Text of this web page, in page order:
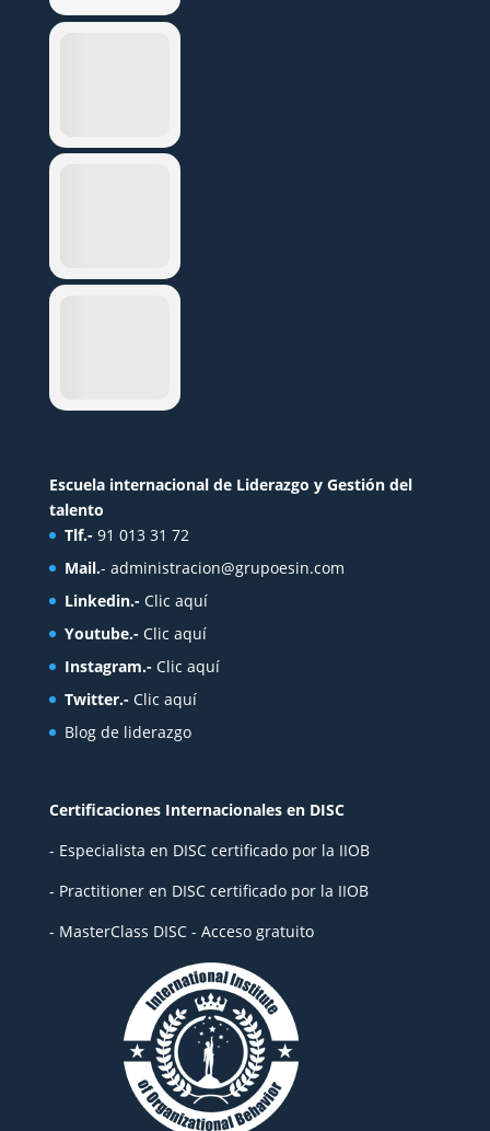
Escuela internacional de Liderazgo y Gestión del
talento
Tlf.- 91 013 31 72
Mail.- administracion@grupoesin.com
Linkedin.- Clic aquí
Youtube.- Clic aquí
Instagram.- Clic aquí
Twitter.- Clic aquí
Blog de liderazgo
Certificaciones Internacionales en DISC
- Especialista en DISC certificado por la IIOB
- Practitioner en DISC certificado por la IIOB
- MasterClass DISC - Acceso gratuito